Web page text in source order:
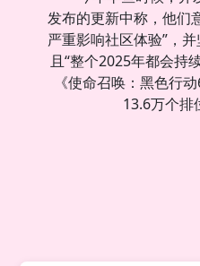
发布的更新中称，他们
严重影响社区体验”，
且“整个2025年都会持
《使命召唤：黑色行
13.6万个排